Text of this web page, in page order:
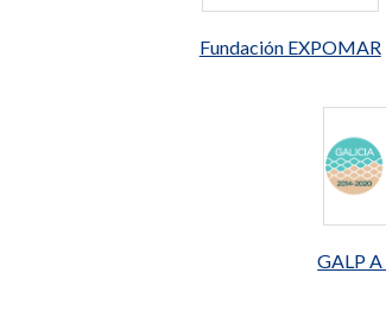
Fundación EXPOMAR
GALP